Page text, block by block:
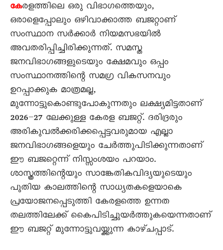
കേരളത്തിലെ ഒരു വിഭാഗത്തെയും,
ഒരാളെപ്പോലും ഒഴിവാക്കാത്ത ബജറ്റാണ്
സംസ്ഥാന സർക്കാർ നിയമസഭയിൽ
അവതരിപ്പിച്ചിരിക്കുന്നത്. സമസ്ത
ജനവിഭാഗങ്ങളുടെയും ക്ഷേമവും ഒപ്പം
സംസ്ഥാനത്തിന്റെ സമഗ്ര വികസനവും
ഉറപ്പാക്കുക മാത്രമല്ല,
മുന്നോട്ടുകൊണ്ടുപോകുന്നതും ലക്ഷ്യമിട്ടതാണ്
2026–27 ലേക്കുള്ള കേരള ബജറ്റ്. ദരിദ്രരും
അരികുവൽക്കരിക്കപ്പെട്ടവരുമായ എല്ലാ
ജനവിഭാഗങ്ങളെയും ചേർത്തുപിടിക്കുന്നതാണ്
ഈ ബജറ്റെന്ന് നിസ്സംശയം പറയാം.
ശാസ്ത്രത്തിന്റെയും സാങ്കേതികവിദ്യയുടെയും
പുതിയ കാലത്തിന്റെ സാധ്യതകളെയാകെ
പ്രയോജനപ്പെടുത്തി കേരളത്തെ ഉന്നത
തലത്തിലേക്ക് കെെപിടിച്ചുയർത്തുകയെന്നതാണ്
ഈ ബജറ്റ് മുന്നോട്ടുവയ്ക്കുന്ന കാഴ്ചപ്പാട്.